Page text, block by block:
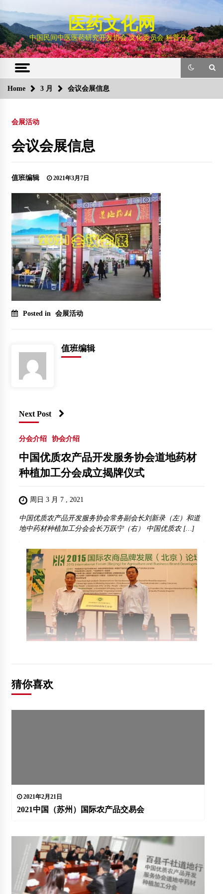
content
医药文化网
中国民间中医医药研究开发协会 文化委员会 科普分会
Home 3 月 会议会展信息
会展活动
会议会展信息
值班编辑 2021年3月7日
Posted in 会展活动
值班编辑
Next Post
分会介绍 协会介绍
中国优质农产品开发服务协会道地药材
种植加工分会成立揭牌仪式
周日 3 月 7 , 2021
中国优质农产品开发服务协会常务副会长刘新录（左）和道
地中药材种植加工分会会长万跃宁（右） 中国优质农 […]
猜你喜欢
2021年2月21日
2021中国（苏州）国际农产品交易会